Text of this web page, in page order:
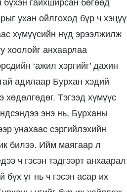
гайхширсан бөгөөд
ухан ойлгоход бүр ч хэцүү
хүмүүсийн нүд эрээлжилж
хоолойг анхаарлаа
‘ажил хэргийг’ дахин
адилаар Бурхан хэдий
Тэгээд хүмүүс
энэ нь, Бурханы
унахаас сэргийлэхийн
билээ. Ийм маягаар л
ч гэсэн тэдгээрт анхаарал
бүх үг нь ч гэсэн асар их